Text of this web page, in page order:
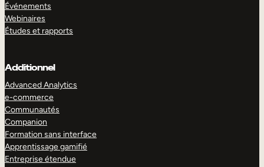
Événements
Webinaires
Études et rapports
Additionnel
Advanced Analytics
e-commerce
Communautés
Companion
Formation sans interface
Apprentissage gamifié
Entreprise étendue